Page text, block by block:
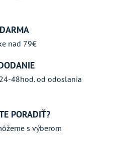
nad 79€
48hod. od odoslania
PORADIŤ?
s výberom